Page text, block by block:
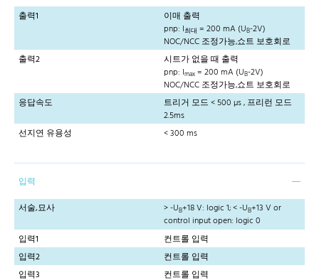
출력1
이매 출력
pnp: I최대 = 200 mA (UB-2V)
NOC/NCC 조정가능,쇼트 보호회로
출력2
시트가 없을 때 출력
pnp: Imax = 200 mA (UB-2V)
NOC/NCC 조정가능,쇼트 보호회로
응답속도
트리거 모드 < 500 µs , 프리런 모드
2.5ms
선지연 유용성
< 300 ms
입력
서술,묘사
> -UB+18 V: logic 1; < -UB+13 V or
control input open: logic 0
입력1
컨트롤 입력
입력2
컨트롤 입력
입력3
컨트롤 입력